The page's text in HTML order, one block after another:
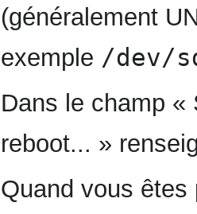
(généralement
exemple /dev/
Dans le champ
reboot... »
Quand vous